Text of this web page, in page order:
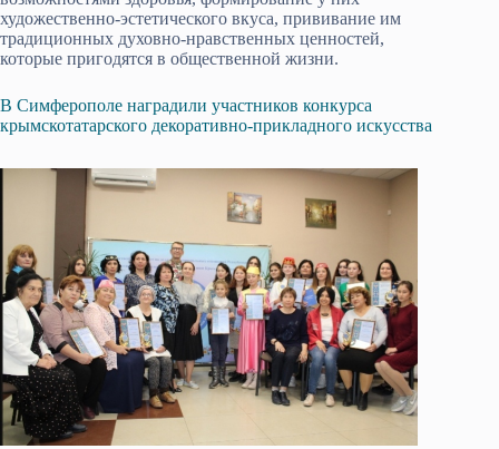
художественно-эстетического вкуса, прививание им
традиционных духовно-нравственных ценностей,
которые пригодятся в общественной жизни.
В Симферополе наградили участников конкурса
крымскотатарского декоративно-прикладного искусства